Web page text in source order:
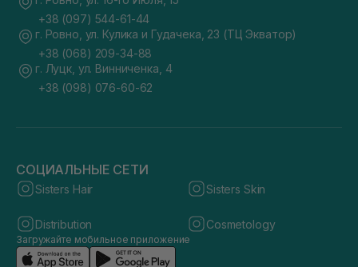
+38 (097) 544-61-44
г. Ровно, ул. Кулика и Гудачека, 23 (ТЦ Экватор)
+38 (068) 209-34-88
г. Луцк, ул. Винниченка, 4
+38 (098) 076-60-62
СОЦИАЛЬНЫЕ СЕТИ
Sisters Hair Sisters Skin
Distribution Cosmetology
Загружайте мобильное приложение